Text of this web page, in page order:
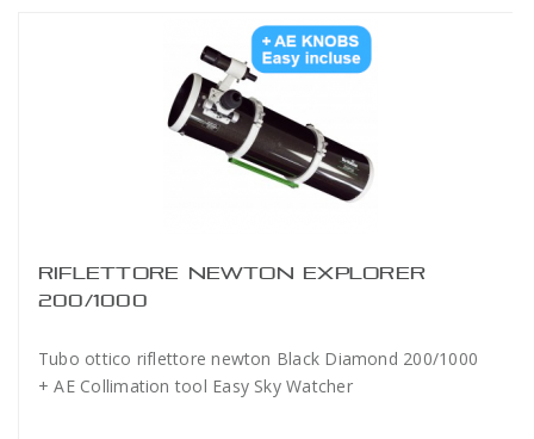
RIFLETTORE NEWTON EXPLORER
200/1000
Tubo ottico riflettore newton Black Diamond 200/1000
+ AE Collimation tool Easy Sky Watcher